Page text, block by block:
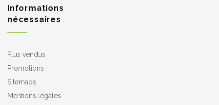
Informations
nécessaires
Plus vendus
Promotions
Sitemaps
Mentions légales